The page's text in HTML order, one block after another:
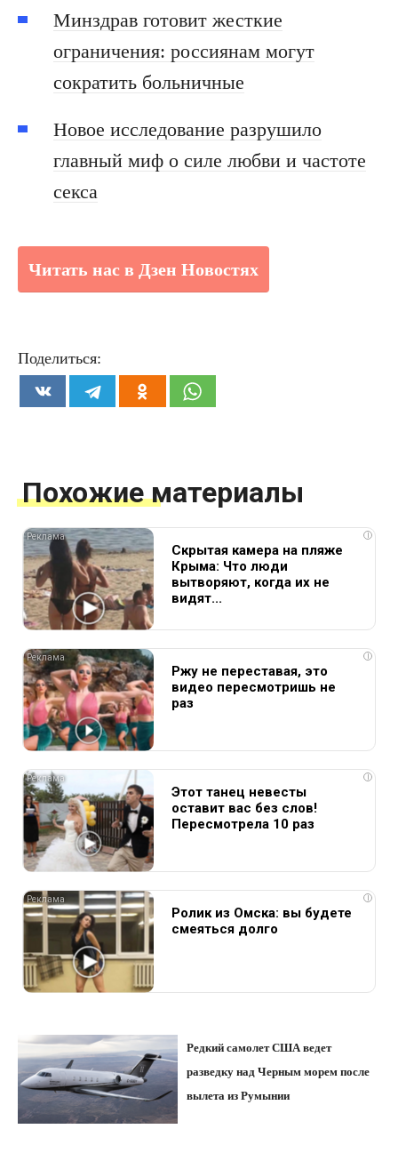
Минздрав готовит жесткие
ограничения: россиянам могут
сократить больничные
Новое исследование разрушило
главный миф о силе любви и частоте
секса
Читать нас в Дзен Новостях
Поделиться:
Похожие материалы
i
Скрытая камера на пляже
Крыма: Что люди
вытворяют, когда их не
видят...
i
Ржу не переставая, это
видео пересмотришь не
раз
i
Этот танец невесты
оставит вас без слов!
Пересмотрела 10 раз
i
Ролик из Омска: вы будете
смеяться долго
Редкий самолет США ведет
разведку над Черным морем после
вылета из Румынии